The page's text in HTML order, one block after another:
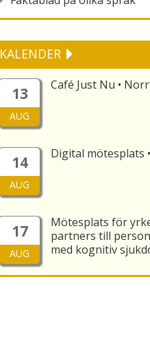
KALENDER
13
AUG
Café Just Nu •
14
AUG
Digital mötesplats
17
AUG
Mötesplats för
partners till
med kognitiv